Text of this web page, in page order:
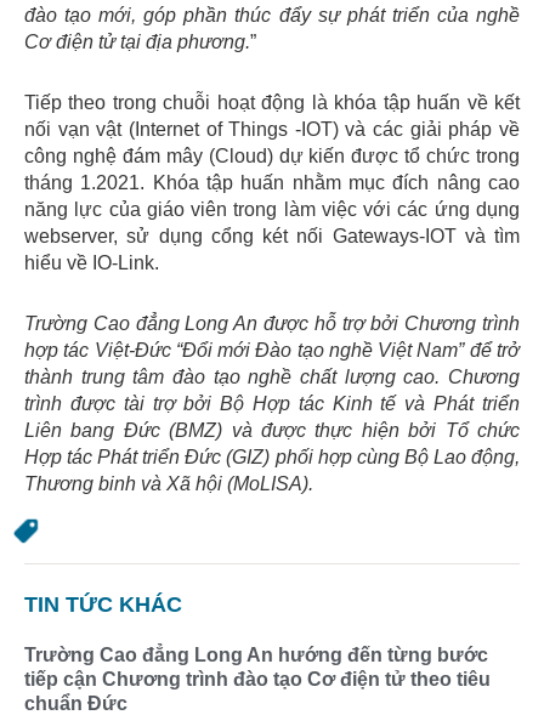
đào tạo mới, góp phần thúc đẩy sự phát triển của nghề
Cơ điện tử tại địa phương.”
Tiếp theo trong chuỗi hoạt động là khóa tập huấn về kết
nối vạn vật (Internet of Things -IOT) và các giải pháp về
công nghệ đám mây (Cloud) dự kiến được tổ chức trong
tháng 1.2021. Khóa tập huấn nhằm mục đích nâng cao
năng lực của giáo viên trong làm việc với các ứng dụng
webserver, sử dụng cổng két nối Gateways-IOT và tìm
hiểu về IO-Link.
Trường Cao đẳng Long An được hỗ trợ bởi Chương trình
hợp tác Việt-Đức “Đổi mới Đào tạo nghề Việt Nam” để trở
thành trung tâm đào tạo nghề chất lượng cao. Chương
trình được tài trợ bởi Bộ Hợp tác Kinh tế và Phát triển
Liên bang Đức (BMZ) và được thực hiện bởi Tổ chức
Hợp tác Phát triển Đức (GIZ) phối hợp cùng Bộ Lao động,
Thương binh và Xã hội (MoLISA).
TIN TỨC KHÁC
Trường Cao đẳng Long An hướng đến từng bước
tiếp cận Chương trình đào tạo Cơ điện tử theo tiêu
chuẩn Đức